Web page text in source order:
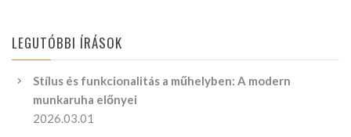
LEGUTÓBBI ÍRÁSOK
Stílus és funkcionalitás a műhelyben: A modern
munkaruha előnyei
2026.03.01